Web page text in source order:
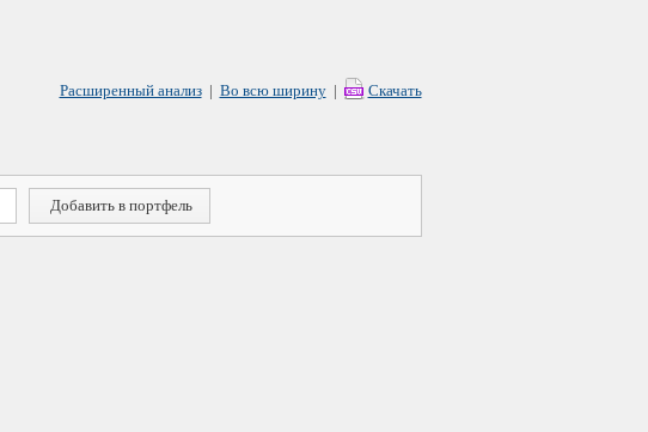
Расширенный анализ| Во всю ширину| Скачать
Добавить в портфель